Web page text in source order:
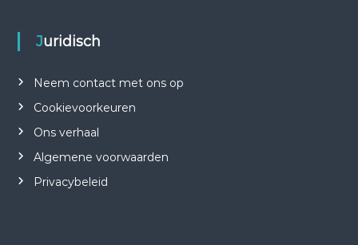
Juridisch
Neem contact met ons op
Cookievoorkeuren
Ons verhaal
Algemene voorwaarden
Privacybeleid